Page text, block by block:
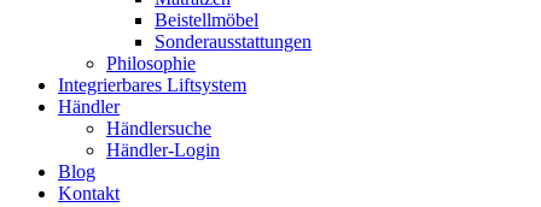
Beistellmöbel
Sonderausstattungen
Philosophie
Integrierbares Liftsystem
Händler
Händlersuche
Händler-Login
Blog
Kontakt